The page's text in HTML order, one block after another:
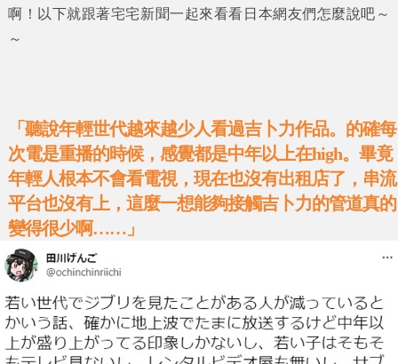
啊！以下就跟著宅宅新聞一起來看看日本網友們怎麼說吧～
～
「聽說年輕世代越來越少人看過吉卜力作品。的確每
次電是重播的時候，感覺都是中年以上在high。畢竟
年輕人根本不會看電視，現在也沒有出租店了，串流
平台也沒有上，這麼一想能夠接觸吉卜力的管道真的
變得很少啊……」